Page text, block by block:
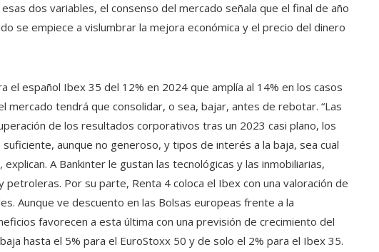
dos variables, el consenso del mercado señala que el final de año
se empiece a vislumbrar la mejora económica y el precio del dinero
el español Ibex 35 del 12% en 2024 que amplía al 14% en los casos
mercado tendrá que consolidar, o sea, bajar, antes de rebotar. “Las
de los resultados corporativos tras un 2023 casi plano, los
aunque no generoso, y tipos de interés a la baja, sea cual
A Bankinter le gustan las tecnológicas y las inmobiliarias,
Por su parte, Renta 4 coloca el Ibex con una valoración de
Aunque ve descuento en las Bolsas europeas frente a la
favorecen a esta última con una previsión de crecimiento del
hasta el 5% para el EuroStoxx 50 y de solo el 2% para el Ibex 35.